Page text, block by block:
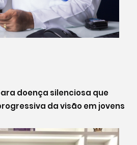
doença silenciosa que
da visão em jovens